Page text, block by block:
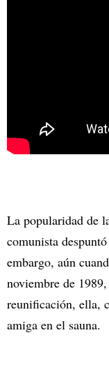
La popularidad de
comunista
embargo, aún
noviembre de
reunificación, ella,
amiga en el sauna.